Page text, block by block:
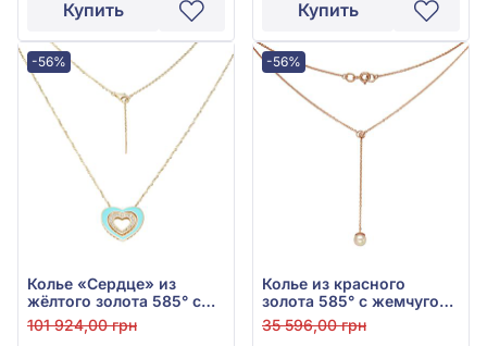
Купить Купить
-56%
Колье «Сердце» из
жёлтого золота 585° с
фианитом, бирюзой и
эмалью, арт. 1010006
101 924,00 грн
-56%
Колье из красного
золота 585° с жемчугом,
арт. 860353
35 596,00 грн